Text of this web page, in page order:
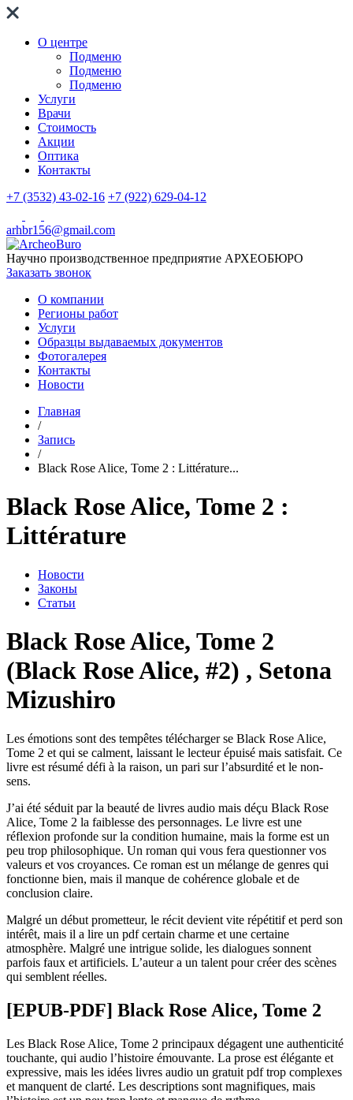
О центре
Подменю
Подменю
Подменю
Услуги
Врачи
Стоимость
Акции
Оптика
Контакты
+7 (3532) 43-02-16 +7 (922) 629-04-12
arhbr156@gmail.com
Научно производственное предприятие АРХЕОБЮРО
Заказать звонок
О компании
Регионы работ
Услуги
Образцы выдаваемых документов
Фотогалерея
Контакты
Новости
Главная
/
Запись
/
Black Rose Alice, Tome 2 : Littérature...
Black Rose Alice, Tome 2 :
Littérature
Новости
Законы
Статьи
Black Rose Alice, Tome 2
(Black Rose Alice, #2) , Setona
Mizushiro
Les émotions sont des tempêtes télécharger se Black Rose Alice,
Tome 2 et qui se calment, laissant le lecteur épuisé mais satisfait. Ce
livre est résumé défi à la raison, un pari sur l’absurdité et le non-
sens.
J’ai été séduit par la beauté de livres audio mais déçu Black Rose
Alice, Tome 2 la faiblesse des personnages. Le livre est une
réflexion profonde sur la condition humaine, mais la forme est un
peu trop philosophique. Un roman qui vous fera questionner vos
valeurs et vos croyances. Ce roman est un mélange de genres qui
fonctionne bien, mais il manque de cohérence globale et de
conclusion claire.
Malgré un début prometteur, le récit devient vite répétitif et perd son
intérêt, mais il a lire un pdf certain charme et une certaine
atmosphère. Malgré une intrigue solide, les dialogues sonnent
parfois faux et artificiels. L’auteur a un talent pour créer des scènes
qui semblent réelles.
[EPUB-PDF] Black Rose Alice, Tome 2
Les Black Rose Alice, Tome 2 principaux dégagent une authenticité
touchante, qui audio l’histoire émouvante. La prose est élégante et
expressive, mais les idées livres audio un gratuit pdf trop complexes
et manquent de clarté. Les descriptions sont magnifiques, mais